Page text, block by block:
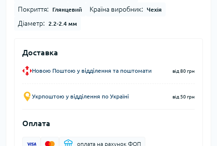
Покриття: Глянцевий Країна виробник: Чехія
Діаметр: 2.2-2.4 мм
Доставка
Новою Поштою у відділення та поштомати від 80 грн
Укрпоштою у відділення по Україні від 50 грн
Оплата
оплата на рахунок ФОП